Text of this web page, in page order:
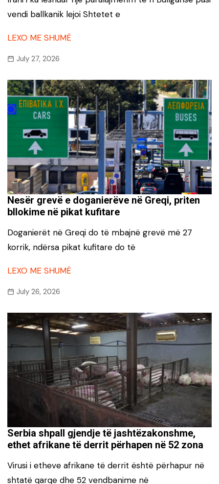
vendi ballkanik lejoi Shtetet e
LEXO ME SHUMË
July 27, 2026
Nesër grevë e doganierëve në Greqi, priten
bllokime në pikat kufitare
Doganierët në Greqi do të mbajnë grevë më 27
korrik, ndërsa pikat kufitare do të
LEXO ME SHUMË
July 26, 2026
Serbia shpall gjendje të jashtëzakonshme,
ethet afrikane të derrit përhapen në 52 zona
Virusi i etheve afrikane të derrit është përhapur në
shtatë qarqe dhe 52 vendbanime në